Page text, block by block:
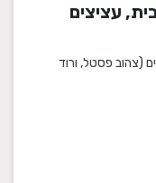
עציצים
מתנה,
(צהוב פסטל, ורוד